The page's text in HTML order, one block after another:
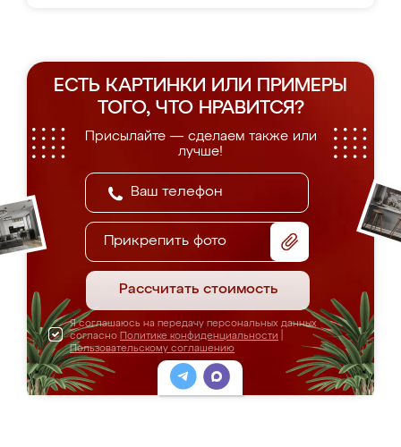
ЕСТЬ КАРТИНКИ ИЛИ ПРИМЕРЫ
ТОГО, ЧТО НРАВИТСЯ?
Присылайте — сделаем также или
лучше!
Прикрепить фото
Рассчитать стоимость
Я соглашаюсь на передачу персональных данных
согласно Политике конфиденциальности
Пользовательскому соглашению